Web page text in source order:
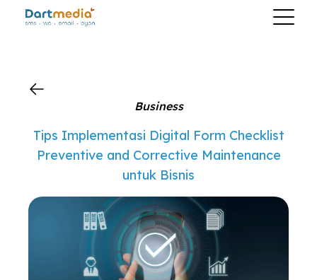
Business
Tips Implementasi Digital Form Checklist
Preventive and Corrective Maintenance
untuk Bisnis